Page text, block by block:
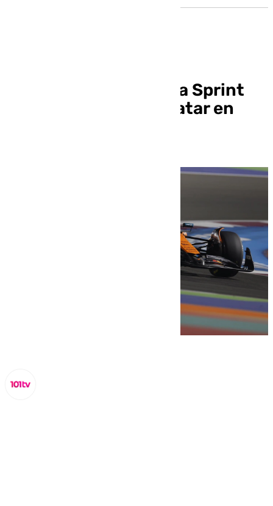
Piastri gana la carrera Sprint
del Gran Premio de Catar en